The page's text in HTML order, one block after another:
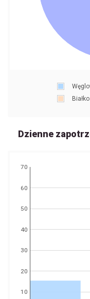
Białko
Dzienne
10
20
30
40
50
60
70